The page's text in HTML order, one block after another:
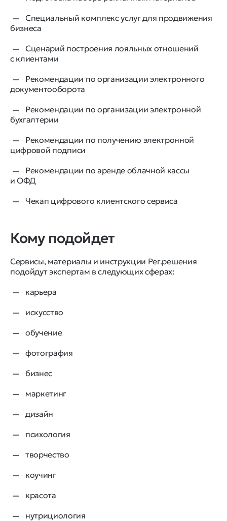
Специальный комплекс услуг для продвижения
бизнеса
Сценарий построения лояльных отношений
с клиентами
Рекомендации по организации электронного
документооборота
Рекомендации по организации электронной
бухгалтерии
Рекомендации по получению электронной
цифровой подписи
Рекомендации по аренде облачной кассы
и ОФД
Чекап цифрового клиентского сервиса
Кому подойдет
Сервисы, материалы и инструкции Рег.решения
подойдут экспертам в следующих сферах:
карьера
искусство
обучение
фотография
бизнес
маркетинг
дизайн
психология
творчество
коучинг
красота
нутрициология